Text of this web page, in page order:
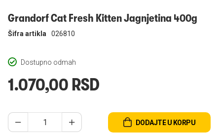
Grandorf Cat Fresh Kitten Jagnjetina 400g
Dostupno odmah
Šifra artikla 026810
1.070,00 RSD
DODAJTE U KORPU